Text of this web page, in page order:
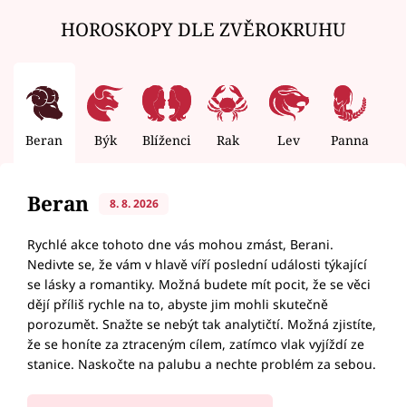
HOROSKOPY DLE ZVĚROKRUHU
Beran Býk Blíženci Rak Lev Panna
Beran 8. 8. 2026
Rychlé akce tohoto dne vás mohou zmást, Berani.
Nedivte se, že vám v hlavě víří poslední události týkající
se lásky a romantiky. Možná budete mít pocit, že se věci
dějí příliš rychle na to, abyste jim mohli skutečně
porozumět. Snažte se nebýt tak analytičtí. Možná zjistíte,
že se honíte za ztraceným cílem, zatímco vlak vyjíždí ze
stanice. Naskočte na palubu a nechte problém za sebou.